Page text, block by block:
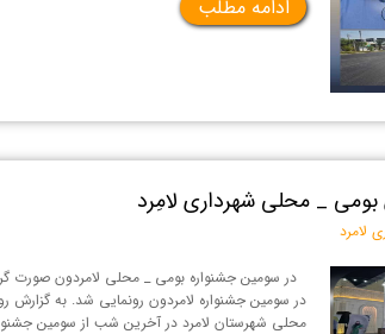
ادامه مطلب
بومی _ محلی شهرداری لامِرد
لامرد
در سومین جشنواره بومی _ محلی لامردون صورت
در سومین جشنواره لامردون رونمایی شد. به گزارش
محلی شهرستان لامرد در آخرین شب از سومین